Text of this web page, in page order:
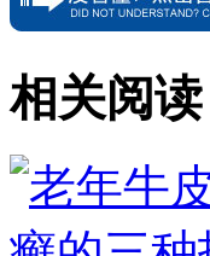
相关阅读